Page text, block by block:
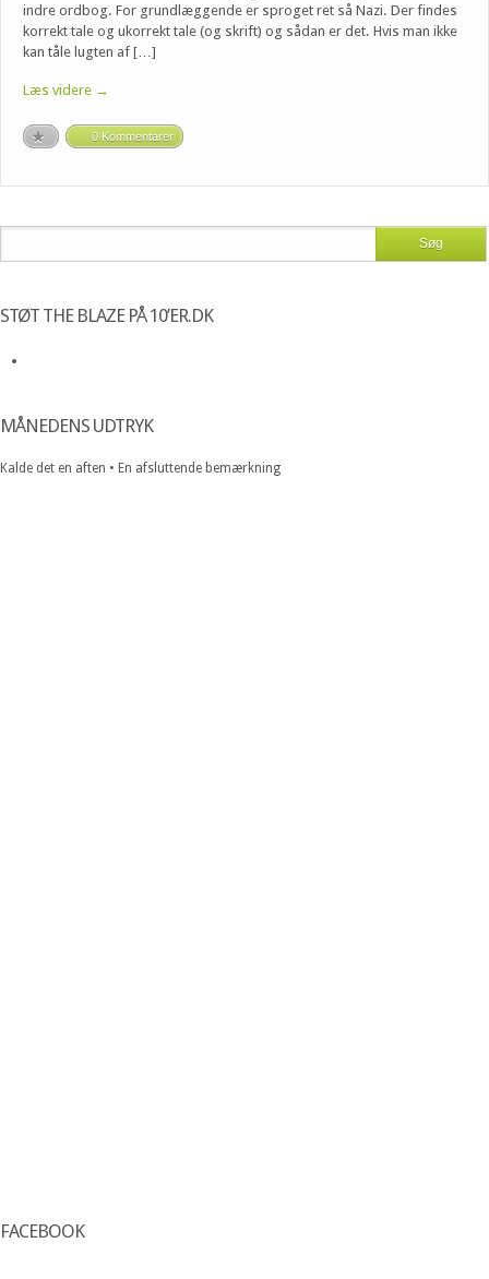
indre ordbog. For grundlæggende er sproget ret så Nazi. Der findes
korrekt tale og ukorrekt tale (og skrift) og sådan er det. Hvis man ikke
kan tåle lugten af […]
Læs videre →
0 Kommentarer
STØT THE BLAZE PÅ 10’ER.DK
MÅNEDENS UDTRYK
Kalde det en aften • En afsluttende bemærkning
FACEBOOK